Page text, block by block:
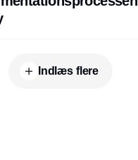
Indlæs flere